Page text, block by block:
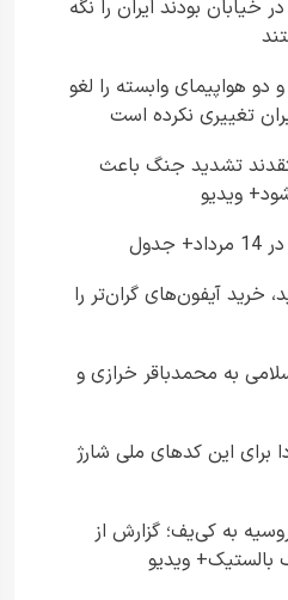
خیابان بودند ایران را نگه
دو هواپیمای وابسته را لغو
تغییری نکرده است
تشدید جنگ باعث
ویدیو
خرید آیفون‌های گران‌تر را
به محمدباقر خرازی و
مرداد ۱۴۰۵ از فردا برای این کدهای ملی شارژ
به کی‌یف؛ گزارش از